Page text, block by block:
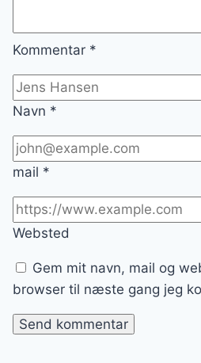
Kommentar *
Navn *
mail *
Websted
Gem mit navn, mail og
browser til næste gang jeg